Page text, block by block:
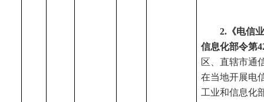
2. 《电信
信息化部令第
区、直辖市通
在当地开展电
工业和信息化